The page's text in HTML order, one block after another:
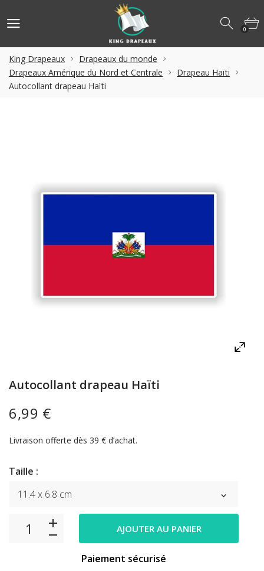
0
King Drapeaux
Drapeaux du monde
Drapeaux Amérique du Nord et Centrale
Drapeau Haïti
Autocollant drapeau Haïti
6,99 €
Autocollant drapeau Haïti
Livraison offerte dès 39 € d’achat.
Taille :
AJOUTER AU PANIER
Paiement sécurisé